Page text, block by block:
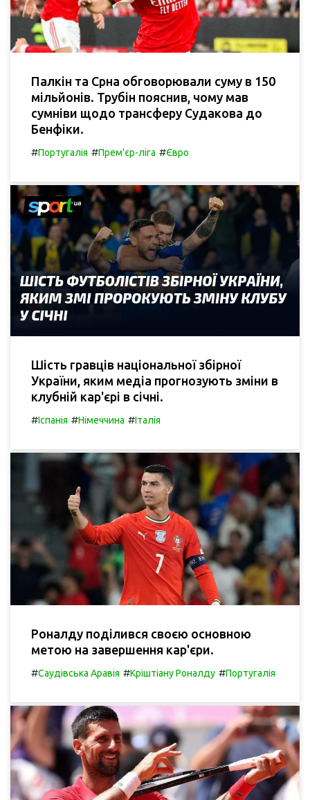
Палкін та Срна обговорювали суму в 150
мільйонів. Трубін пояснив, чому мав
сумніви щодо трансферу Судакова до
Бенфіки.
#Португалія #Прем'єр-ліга #Євро
Шість гравців національної збірної
України, яким медіа прогнозують зміни в
клубній кар'єрі в січні.
#Іспанія #Німеччина #Італія
Роналду поділився своєю основною
метою на завершення кар'єри.
#Саудівська Аравія #Кріштіану Роналду #Португалія